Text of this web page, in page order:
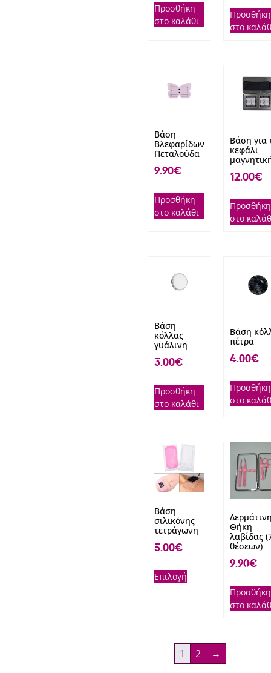
Προσθήκη
στο καλάθι
Προσθήκη
στο
Βάση
Βλεφαρίδων
Πεταλούδα
9.90€
Προσθήκη
στο καλάθι
Βάση για
κεφάλι
12.00€
Προσθήκη
στο
Βάση
κόλλας
γυάλινη
3.00€
Προσθήκη
στο καλάθι
Βάση
πέτρα
4.00€
Προσθήκη
στο
Βάση
σιλικόνης
τετράγωνη
5.00€
Επιλογή
Θήκη
λαβίδας
θέσεων)
9.90€
Προσθήκη
στο
1 2 →